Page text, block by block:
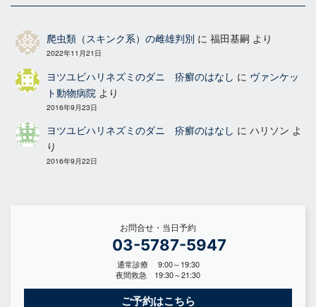
爬虫類（スキンク系）の雌雄判別 に福田基嗣 より
2022年11月21日
ヨツユビハリネズミのダニ 疥癬のはなし に ヴァンケッ
ト動物病院 より
2016年9月23日
ヨツユビハリネズミのダニ 疥癬のはなし にハリソン よ
り
2016年9月22日
お問合せ・当日予約
03-5787-5947
通常診療 9:00～19:30
夜間救急 19:30～21:30
ご予約はこちら